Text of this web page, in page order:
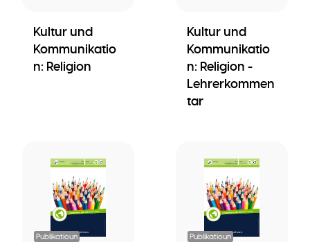
Kultur und
Kommunikatio
n: Religion
Kultur und
Kommunikatio
n: Religion -
Lehrerkommen
tar
Publikatioun Publikatioun